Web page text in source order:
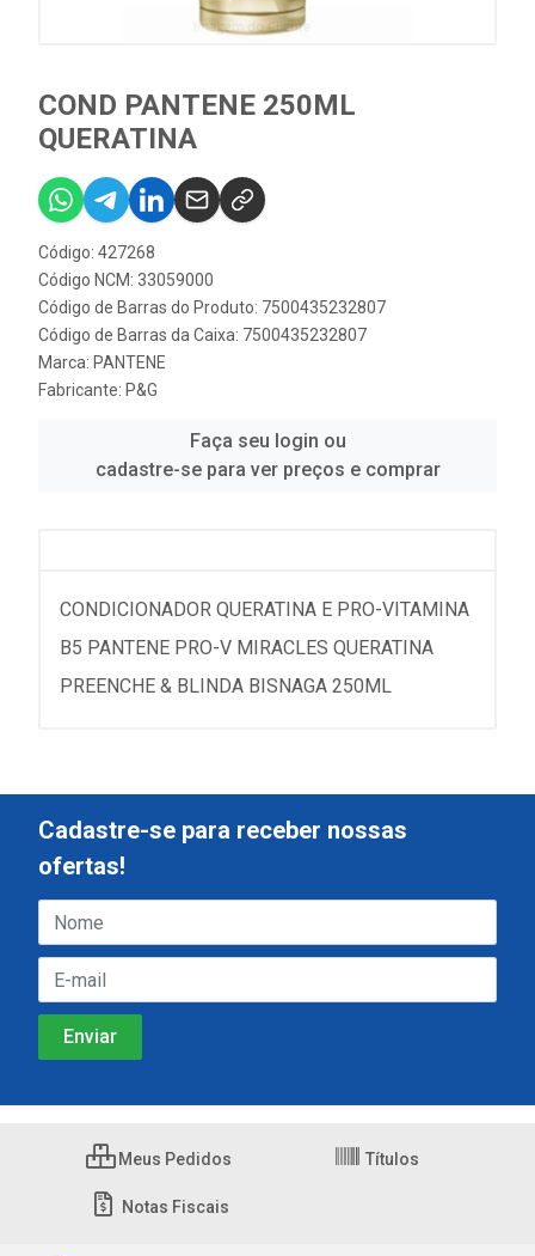
COND PANTENE 250ML
QUERATINA
Código: 427268
Código NCM: 33059000
Código de Barras do Produto: 7500435232807
Código de Barras da Caixa: 7500435232807
Marca: PANTENE
Fabricante: P&G
Faça seu login ou
cadastre-se para ver preços e comprar
CONDICIONADOR QUERATINA E PRO-VITAMINA
B5 PANTENE PRO-V MIRACLES QUERATINA
PREENCHE & BLINDA BISNAGA 250ML
Cadastre-se para receber nossas
ofertas!
Meus Pedidos Títulos
Notas Fiscais